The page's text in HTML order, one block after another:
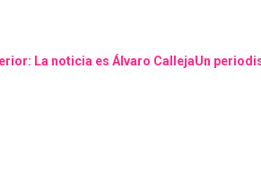
La noticia es Álvaro CallejaUn